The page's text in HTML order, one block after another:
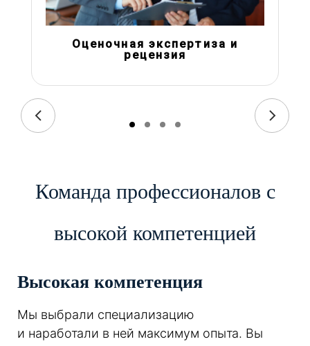
Оценочная экспертиза и
рецензия
Команда профессионалов с
высокой компетенцией
Высокая компетенция
Мы выбрали специализацию
и наработали в ней максимум опыта. Вы